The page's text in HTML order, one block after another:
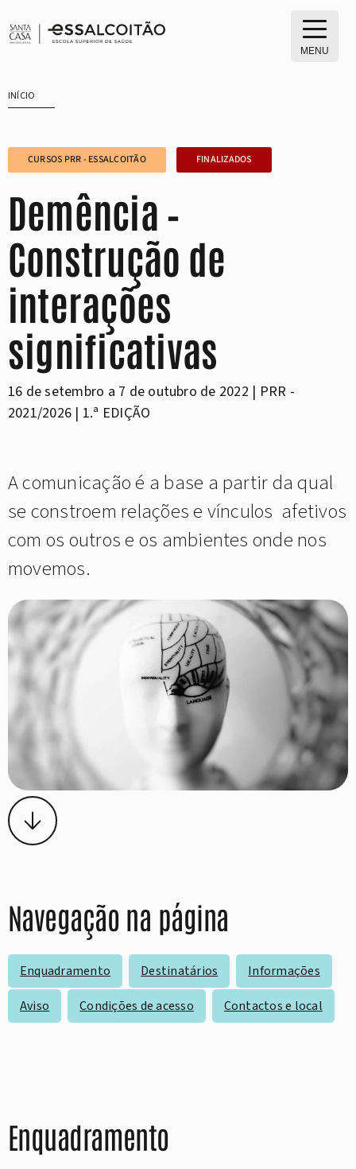
para
MENU
INÍCIO
CURSOS PRR - ESSALCOITÃO FINALIZADOS
Demência –
Construção de
interações
significativas
16 de setembro a 7 de outubro de 2022 | PRR -
2021/2026 | 1.ª EDIÇÃO
A comunicação é a base a partir da qual
se constroem relações e vínculos afetivos
com os outros e os ambientes onde nos
movemos.
Navegação na página
Enquadramento Destinatários
Informações
Aviso
Condições de acesso Contactos e local
Enquadramento